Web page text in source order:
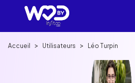
Accueil > Utilisateurs > Léo Turpin